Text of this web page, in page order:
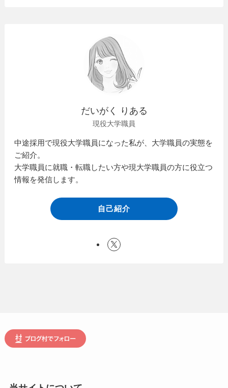
だいがく りある
現役大学職員
中途採用で現役大学職員になった私が、大学職員の実態を
ご紹介。
大学職員に就職・転職したい方や現大学職員の方に役立つ
情報を発信します。
自己紹介